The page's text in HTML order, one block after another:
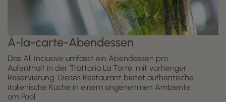
À-la-carte-Abendessen
Das All Inclusive umfasst ein Abendessen pro
Aufenthalt in der Trattoria La Torre, mit vorheriger
Reservierung. Dieses Restaurant bietet authentische
italienische Küche in einem angenehmen Ambiente
am Pool.